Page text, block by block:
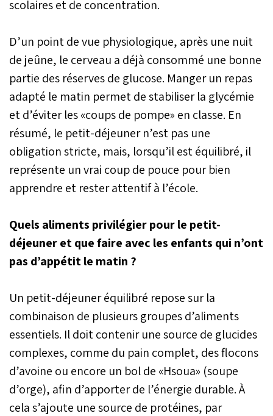
scolaires et de concentration.
D’un point de vue physiologique, après une nuit
de jeûne, le cerveau a déjà consommé une bonne
partie des réserves de glucose. Manger un repas
adapté le matin permet de stabiliser la glycémie
et d’éviter les «coups de pompe» en classe. En
résumé, le petit-déjeuner n’est pas une
obligation stricte, mais, lorsqu’il est équilibré, il
représente un vrai coup de pouce pour bien
apprendre et rester attentif à l’école.
Quels aliments privilégier pour le petit-
déjeuner et que faire avec les enfants qui n’ont
pas d’appétit le matin ?
Un petit-déjeuner équilibré repose sur la
combinaison de plusieurs groupes d’aliments
essentiels. Il doit contenir une source de glucides
complexes, comme du pain complet, des flocons
d’avoine ou encore un bol de «Hsoua» (soupe
d’orge), afin d’apporter de l’énergie durable. À
cela s’ajoute une source de protéines, par